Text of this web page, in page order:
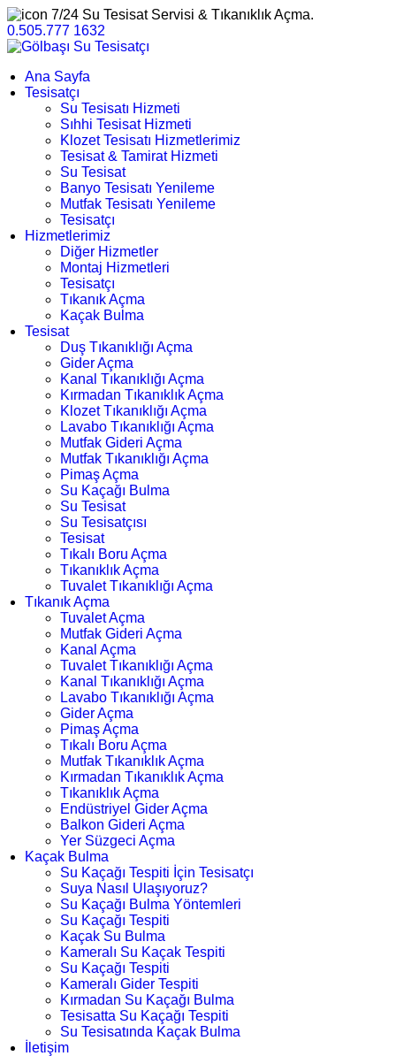
7/24 Su Tesisat Servisi & Tıkanıklık Açma.
0.505.777 1632
Ana Sayfa
Tesisatçı
Su Tesisatı Hizmeti
Sıhhi Tesisat Hizmeti
Klozet Tesisatı Hizmetlerimiz
Tesisat & Tamirat Hizmeti
Su Tesisat
Banyo Tesisatı Yenileme
Mutfak Tesisatı Yenileme
Tesisatçı
Hizmetlerimiz
Diğer Hizmetler
Montaj Hizmetleri
Tesisatçı
Tıkanık Açma
Kaçak Bulma
Tesisat
Duş Tıkanıklığı Açma
Gider Açma
Kanal Tıkanıklığı Açma
Kırmadan Tıkanıklık Açma
Klozet Tıkanıklığı Açma
Lavabo Tıkanıklığı Açma
Mutfak Gideri Açma
Mutfak Tıkanıklığı Açma
Pimaş Açma
Su Kaçağı Bulma
Su Tesisat
Su Tesisatçısı
Tesisat
Tıkalı Boru Açma
Tıkanıklık Açma
Tuvalet Tıkanıklığı Açma
Tıkanık Açma
Tuvalet Açma
Mutfak Gideri Açma
Kanal Açma
Tuvalet Tıkanıklığı Açma
Kanal Tıkanıklığı Açma
Lavabo Tıkanıklığı Açma
Gider Açma
Pimaş Açma
Tıkalı Boru Açma
Mutfak Tıkanıklık Açma
Kırmadan Tıkanıklık Açma
Tıkanıklık Açma
Endüstriyel Gider Açma
Balkon Gideri Açma
Yer Süzgeci Açma
Kaçak Bulma
Su Kaçağı Tespiti İçin Tesisatçı
Suya Nasıl Ulaşıyoruz?
Su Kaçağı Bulma Yöntemleri
Su Kaçağı Tespiti
Kaçak Su Bulma
Kameralı Su Kaçak Tespiti
Su Kaçağı Tespiti
Kameralı Gider Tespiti
Kırmadan Su Kaçağı Bulma
Tesisatta Su Kaçağı Tespiti
Su Tesisatında Kaçak Bulma
İletişim